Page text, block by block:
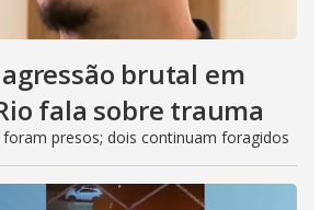
brutal em
fala sobre trauma
presos; dois continuam foragidos